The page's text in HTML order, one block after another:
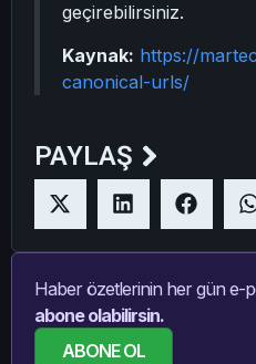
geçirebilirsiniz.
Kaynak: https://
canonical-urls/
PAYLAŞ
Haber özetlerinin her gün e-
abone olabilirsin.
ABONE OL